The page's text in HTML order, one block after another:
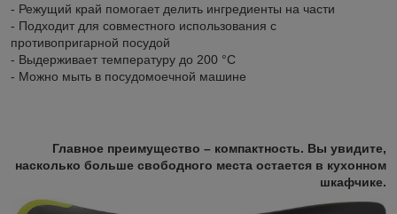
- Режущий край помогает делить ингредиенты на части
- Подходит для совместного использования с
противопригарной посудой
- Выдерживает температуру до 200 °C
- Можно мыть в посудомоечной машине
Главное преимущество – компактность. Вы увидите,
насколько больше свободного места остается в кухонном
шкафчике.